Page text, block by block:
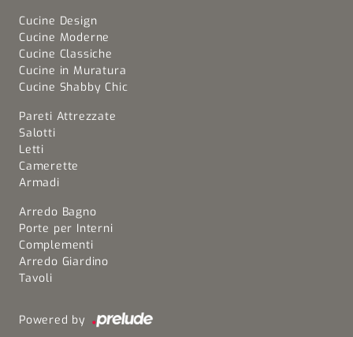
Cucine Design
Cucine Moderne
Cucine Classiche
Cucine in Muratura
Cucine Shabby Chic
Pareti Attrezzate
Salotti
Letti
Camerette
Armadi
Arredo Bagno
Porte per Interni
Complementi
Arredo Giardino
Tavoli
Powered by